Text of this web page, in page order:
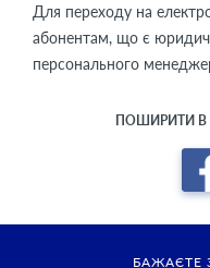
Для переходу на
абонентам, що є
персонального
ПОШИРИТИ В
БАЖАЄТЕ